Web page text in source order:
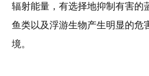
辐射能量，有选择地抑制有害的
鱼类以及浮游生物产生明显的危
境。